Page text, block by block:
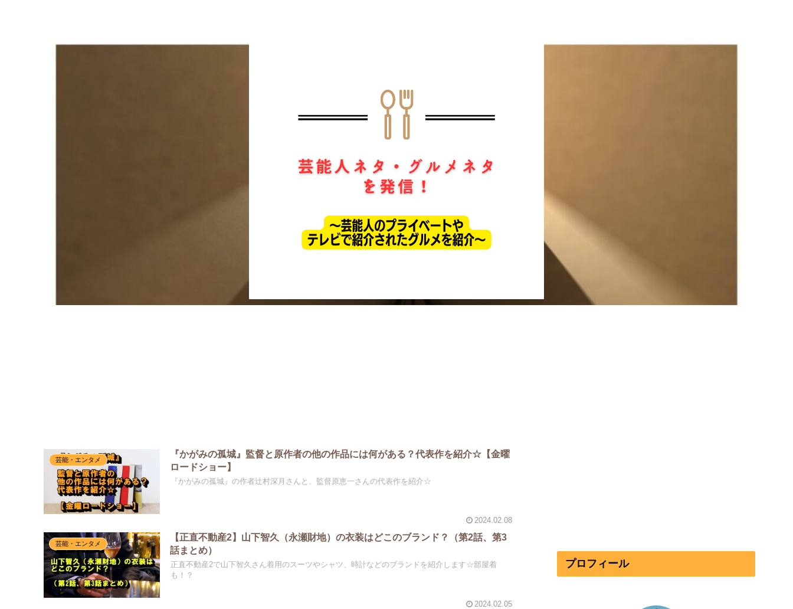
芸能・エンタメ
『かがみの孤城』監督と原作者の他の作品には何がある？代表作を紹介☆【金曜
ロードショー】
『かがみの孤城』の作者辻村深月さんと、監督原恵一さんの代表作を紹介☆
2024.02.08
芸能・エンタメ
【正直不動産2】山下智久（永瀬財地）の衣装はどこのブランド？（第2話、第3
話まとめ）
正直不動産2で山下智久さん着用のスーツやシャツ、時計などのブランドを紹介します☆部屋着
も！？
2024.02.05
プロフィール